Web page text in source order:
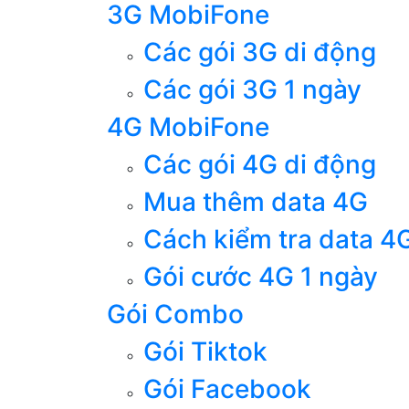
3G MobiFone
Các gói 3G di động
Các gói 3G 1 ngày
4G MobiFone
Các gói 4G di động
Mua thêm data 4G
Cách kiểm tra data
Gói cước 4G 1 ngày
Gói Combo
Gói Tiktok
Gói Facebook